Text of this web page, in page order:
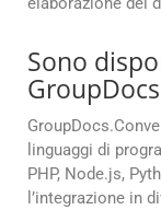
Sono
linguaggi di
PHP, Node.js,
l’integrazione in